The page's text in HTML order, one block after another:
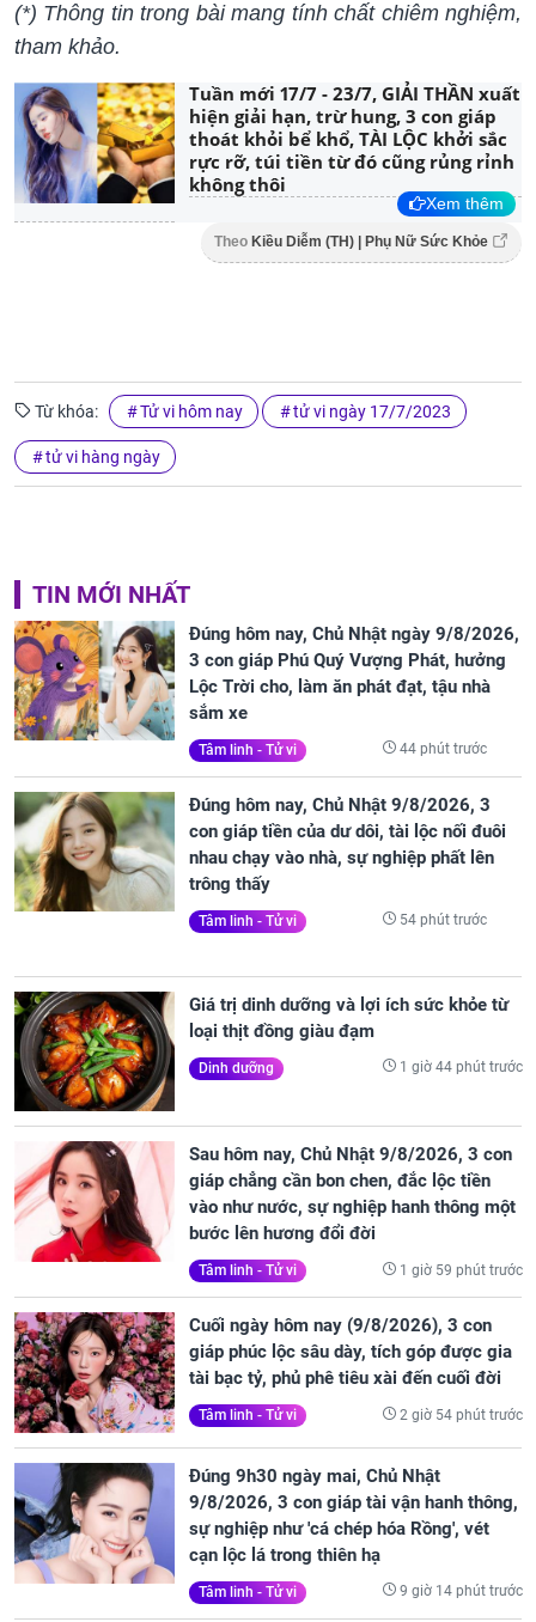
(*) Thông tin trong bài mang tính chất chiêm nghiệm,
tham khảo.
Tuần mới 17/7 - 23/7, GIẢI THẦN xuất
hiện giải hạn, trừ hung, 3 con giáp
thoát khỏi bể khổ, TÀI LỘC khởi sắc
rực rỡ, túi tiền từ đó cũng rủng rỉnh
không thôi
Xem thêm
Theo Kiều Diễm (TH) | Phụ Nữ Sức Khỏe
Từ khóa: Tử vi hôm nay tử vi ngày 17/7/2023
tử vi hàng ngày
TIN MỚI NHẤT
Đúng hôm nay, Chủ Nhật ngày 9/8/2026,
3 con giáp Phú Quý Vượng Phát, hưởng
Lộc Trời cho, làm ăn phát đạt, tậu nhà
sắm xe
Tâm linh - Tử vi 44 phút trước
Đúng hôm nay, Chủ Nhật 9/8/2026, 3
con giáp tiền của dư dôi, tài lộc nối đuôi
nhau chạy vào nhà, sự nghiệp phất lên
trông thấy
Tâm linh - Tử vi 54 phút trước
Giá trị dinh dưỡng và lợi ích sức khỏe từ
loại thịt đồng giàu đạm
Dinh dưỡng 1 giờ 44 phút trước
Sau hôm nay, Chủ Nhật 9/8/2026, 3 con
giáp chẳng cần bon chen, đắc lộc tiền
vào như nước, sự nghiệp hanh thông một
bước lên hương đổi đời
Tâm linh - Tử vi 1 giờ 59 phút trước
Cuối ngày hôm nay (9/8/2026), 3 con
giáp phúc lộc sâu dày, tích góp được gia
tài bạc tỷ, phủ phê tiêu xài đến cuối đời
Tâm linh - Tử vi 2 giờ 54 phút trước
Đúng 9h30 ngày mai, Chủ Nhật
9/8/2026, 3 con giáp tài vận hanh thông,
sự nghiệp như 'cá chép hóa Rồng', vét
cạn lộc lá trong thiên hạ
Tâm linh - Tử vi 9 giờ 14 phút trước